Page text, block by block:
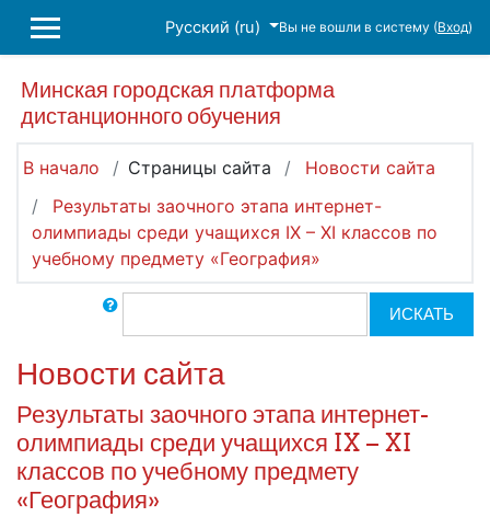
БОКОВАЯ ПАНЕЛЬ
Русский ‎(ru)‎ Вы не вошли в систему (Вход)
Минская городская платформа
дистанционного обучения
В начало Страницы сайта
Новости сайта
Результаты заочного этапа интернет-
олимпиады среди учащихся IX – XI классов по
учебному предмету «География»
Поиск по форумам ИСКАТЬ
Новости сайта
Результаты заочного этапа интернет-
олимпиады среди учащихся IX – XI
классов по учебному предмету
«География»